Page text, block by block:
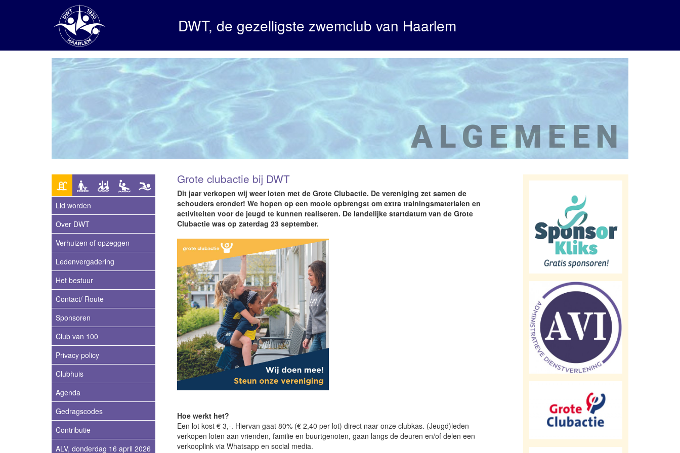
DWT, de gezelligste zwemclub van Haarlem
ALGEMEEN
Lid worden
Over DWT
Verhuizen of opzeggen
Ledenvergadering
Het bestuur
Contact/ Route
Sponsoren
Club van 100
Privacy policy
Clubhuis
Agenda
Gedragscodes
Contributie
ALV, donderdag 16 april 2026
Grote clubactie bij DWT
Dit jaar verkopen wij weer loten met de Grote Clubactie. De vereniging zet samen de
schouders eronder! We hopen op een mooie opbrengst om extra trainingsmaterialen en
activiteiten voor de jeugd te kunnen realiseren. De landelijke startdatum van de Grote
Clubactie was op zaterdag 23 september.
Hoe werkt het?
Een lot kost € 3,-. Hiervan gaat 80% (€ 2,40 per lot) direct naar onze clubkas. (Jeugd)leden
verkopen loten aan vrienden, familie en buurtgenoten, gaan langs de deuren en/of delen een
verkooplink via Whatsapp en social media.